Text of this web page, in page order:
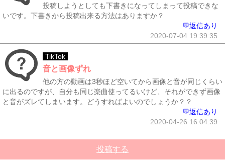
投稿しようとしても下書きになってしまって投稿できな
いです。下書きから投稿出来る方法はありますか？
💬返信あり
2020-07-04 19:39:35
TikTok
音と画像ずれ
他の方の動画は3秒ほど空いてから画像と音が同じくらい
に出るのですが、自分も同じ楽曲使ってるいけど、それができず画像
と音がズレてしまいます。どうすればよいのでしょうか？？
💬返信あり
2020-04-26 16:04:39
投稿する